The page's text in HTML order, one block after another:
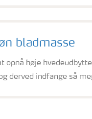
bladmasse
opnå høje
derved indfange så